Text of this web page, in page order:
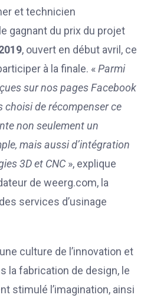
et technicien
gagnant du prix du projet
, ouvert en début avril, ce
à la finale. «Parmi
sur nos pages Facebook
de récompenser ce
non seulement un
mais aussi d’intégration
3D et CNC », explique
de weerg.com, la
services d’usinage
culture de l’innovation et
la fabrication de design, le
stimulé l’imagination, ainsi